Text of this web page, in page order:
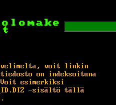
voit linkin
on indeksoituna
esimerkiksi
-sisältö tällä